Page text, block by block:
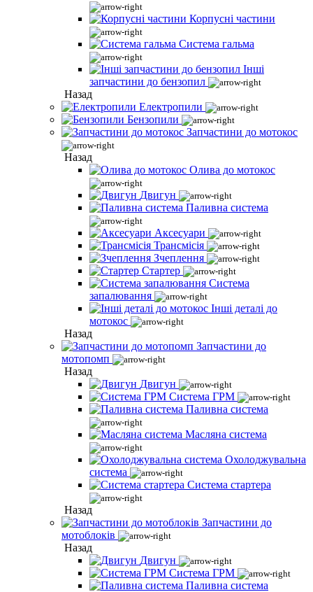
Корпусні частини
Система гальма
Інші
запчастини до бензопил
Назад
Електропили
Бензопили
Запчастини до мотокос
Назад
Олива до мотокос
Двигун
Паливна система
Аксесуари
Трансмісія
Зчеплення
Стартер
Система
запалювання
Інші деталі до
мотокос
Назад
Запчастини до
мотопомп
Назад
Двигун
Система ГРМ
Паливна система
Масляна система
Охолоджувальна
система
Система стартера
Назад
Запчастини до
мотоблоків
Назад
Двигун
Система ГРМ
Паливна система